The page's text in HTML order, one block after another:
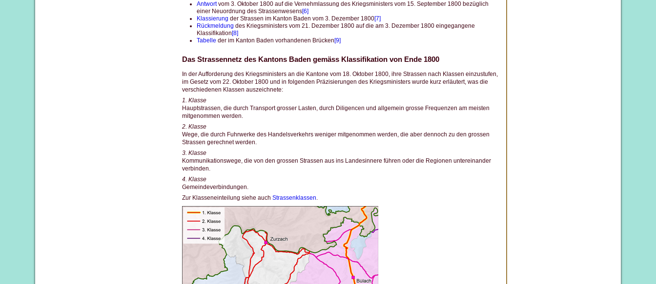
Antwortvom 3. Oktober 1800 auf die Vernehmlassung des Kriegsministers vom 15. September 1800 bezüglich
einer Neuordnung des Strassenwesens[6]
Klassierung der Strassen im Kanton Baden vom 3. Dezember 1800[7]
Rückmeldung des Kriegsministers vom 21. Dezember 1800 auf die am 3. Dezember 1800 eingegangene
Klassifikation[8]
Tabelle der im Kanton Baden vorhandenen Brücken[9]
Das Strassennetz des Kantons Baden gemäss Klassifikation von Ende 1800
In der Aufforderung des Kriegsministers an die Kantone vom 18. Oktober 1800, ihre Strassen nach Klassen einzustufen,
im Gesetz vom 22. Oktober 1800 und in folgenden Präzisierungen des Kriegsministers wurde kurz erläutert, was die
verschiedenen Klassen auszeichnete:
1. Klasse
Hauptstrassen, die durch Transport grosser Lasten, durch Diligencen und allgemein grosse Frequenzen am meisten
mitgenommen werden.
2. Klasse
Wege, die durch Fuhrwerke des Handelsverkehrs weniger mitgenommen werden, die aber dennoch zu den grossen
Strassen gerechnet werden.
3. Klasse
Kommunikationswege, die von den grossen Strassen aus ins Landesinnere führen oder die Regionen untereinander
verbinden.
4. Klasse
Gemeindeverbindungen.
Zur Klasseneinteilung siehe auch Strassenklassen